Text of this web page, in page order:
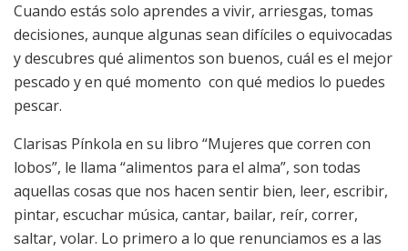
Cuando estás solo aprendes a vivir, arriesgas, tomas
decisiones, aunque algunas sean difíciles o equivocadas
y descubres qué alimentos son buenos, cuál es el mejor
pescado y en qué momento con qué medios lo puedes
pescar.
Clarisas Pínkola en su libro “Mujeres que corren con
lobos”, le llama “alimentos para el alma”, son todas
aquellas cosas que nos hacen sentir bien, leer, escribir,
pintar, escuchar música, cantar, bailar, reír, correr,
saltar, volar. Lo primero a lo que renunciamos es a las